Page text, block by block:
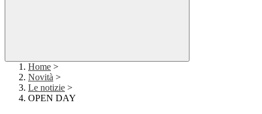
Home >
Novità >
Le notizie >
OPEN DAY